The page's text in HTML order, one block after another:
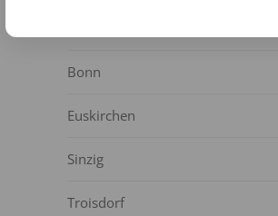
Bonn
Euskirchen
Sinzig
Troisdorf